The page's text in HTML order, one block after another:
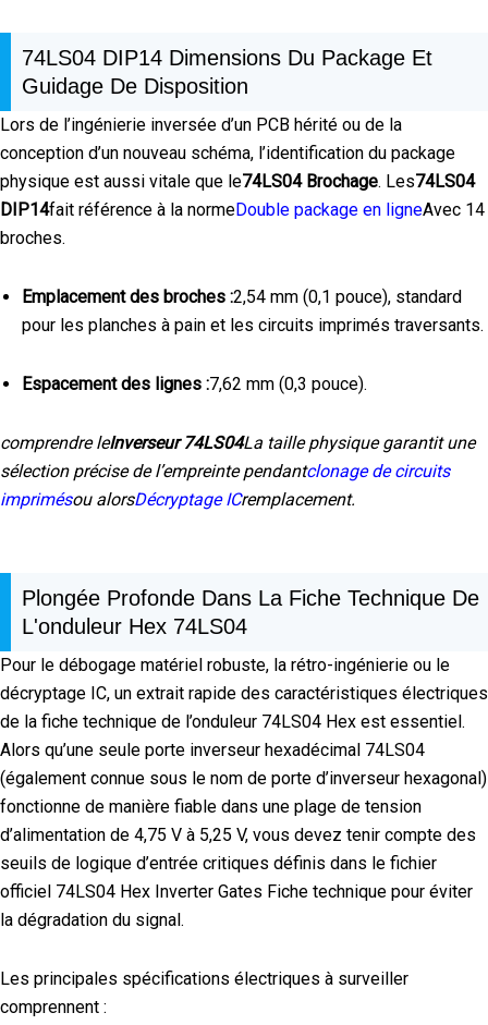
74LS04 DIP14 Dimensions Du Package Et
Guidage De Disposition
Lors de l’ingénierie inversée d’un PCB hérité ou de la
conception d’un nouveau schéma, l’identification du package
physique est aussi vitale que le74LS04 Brochage. Les74LS04
DIP14fait référence à la normeDouble package en ligneAvec 14
broches.
Emplacement des broches :2,54 mm (0,1 pouce), standard
pour les planches à pain et les circuits imprimés traversants.
Espacement des lignes :7,62 mm (0,3 pouce).
comprendre leInverseur 74LS04La taille physique garantit une
sélection précise de l’empreinte pendantclonage de circuits
imprimésou alorsDécryptage ICremplacement.
Plongée Profonde Dans La Fiche Technique De
L'onduleur Hex 74LS04
Pour le débogage matériel robuste, la rétro-ingénierie ou le
décryptage IC, un extrait rapide des caractéristiques électriques
de la fiche technique de l’onduleur 74LS04 Hex est essentiel.
Alors qu’une seule porte inverseur hexadécimal 74LS04
(également connue sous le nom de porte d’inverseur hexagonal)
fonctionne de manière fiable dans une plage de tension
d’alimentation de 4,75 V à 5,25 V, vous devez tenir compte des
seuils de logique d’entrée critiques définis dans le fichier
officiel 74LS04 Hex Inverter Gates Fiche technique pour éviter
la dégradation du signal.
Les principales spécifications électriques à surveiller
comprennent :